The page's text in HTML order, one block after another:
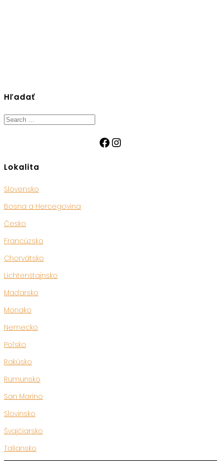
Hľadať
Search
Facebook
Instagram
Lokalita
Slovensko
Bosna a Hercegovina
Česko
Francúzsko
Chorvátsko
Lichtenštajnsko
Maďarsko
Monako
Nemecko
Poľsko
Rakúsko
Rumunsko
San Maríno
Slovinsko
Švajčiarsko
Taliansko